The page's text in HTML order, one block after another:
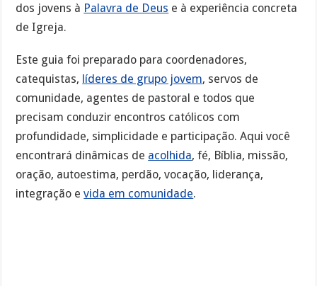
dos jovens à Palavra de Deus e à experiência concreta
de Igreja.
Este guia foi preparado para coordenadores,
catequistas, líderes de grupo jovem, servos de
comunidade, agentes de pastoral e todos que
precisam conduzir encontros católicos com
profundidade, simplicidade e participação. Aqui você
encontrará dinâmicas de acolhida, fé, Bíblia, missão,
oração, autoestima, perdão, vocação, liderança,
integração evida em comunidade.